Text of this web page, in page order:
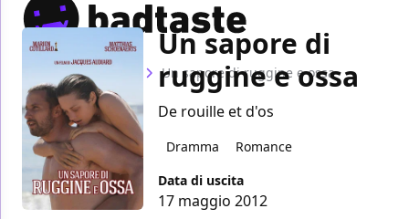
Home Un sapore di ruggine e ossa
Un sapore di
ruggine e ossa
De rouille et d'os
Dramma
Romance
Data di uscita
17 maggio 2012